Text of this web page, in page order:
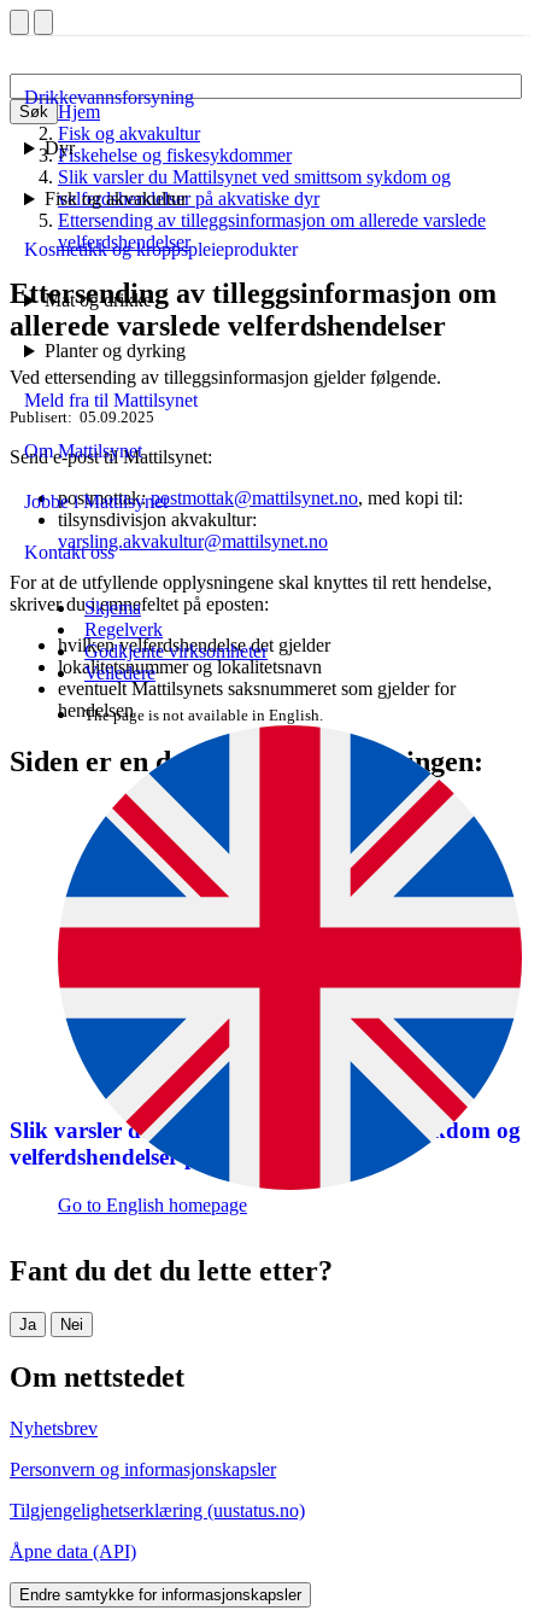
Søk
Drikkevannsforsyning
Dyr
Fisk og akvakultur
Kosmetikk og kroppspleieprodukter
Mat og drikke
Planter og dyrking
Meld fra til Mattilsynet
Om Mattilsynet
Jobbe i Mattilsynet
Kontakt oss
Skjema
Regelverk
Godkjente virksomheter
Veiledere
The page is not available in English.
Go to English homepage
Hjem
Fisk og akvakultur
Fiskehelse og fiskesykdommer
Slik varsler du Mattilsynet ved smittsom sykdom og
velferdshendelser på akvatiske dyr
Ettersending av tilleggsinformasjon om allerede varslede
velferdshendelser
Ettersending av tilleggsinformasjon om
allerede varslede velferdshendelser
Ved ettersending av tilleggsinformasjon gjelder følgende.
Publisert 05.09.2025
Send e-post til Mattilsynet:
postmottak:postmottak@mattilsynet.no, med kopi til:
tilsynsdivisjon akvakultur:
varsling.akvakultur@mattilsynet.no
For at de utfyllende opplysningene skal knyttes til rett hendelse,
skriver du i emnefeltet på eposten:
hvilken velferdshendelse det gjelder
lokalitetsnummer og lokalitetsnavn
eventuelt Mattilsynets saksnummeret som gjelder for
hendelsen
Siden er en del av denne veiledningen:
Slik varsler du Mattilsynet ved smittsom sykdom og
velferdshendelser på akvatiske dyr
Fant du det du lette etter?
Ja Nei
Om nettstedet
Nyhetsbrev
Personvern og informasjonskapsler
Tilgjengelighetserklæring (uustatus.no)
Åpne data (API)
Endre samtykke for informasjonskapsler